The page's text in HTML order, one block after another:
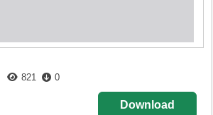
821 0
Download